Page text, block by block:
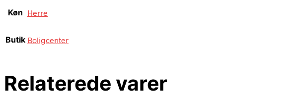
Køn Herre
Butik Boligcenter
Relaterede varer